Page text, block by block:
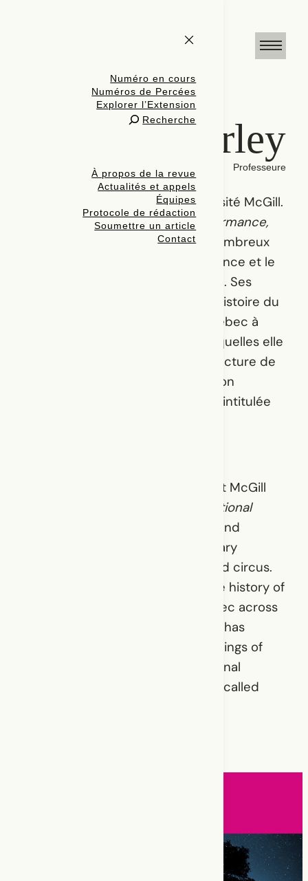
Numéro en cours
Numéros de Percées
Explorer l’Extension
Recherche
À propos de la revue
Actualités et appels
Équipes
Protocole de rédaction
Soumettre un article
Contact
Erin enseigne le théâtre à l’Université McGill.
Elle est l’autrice deNational Performance,
ainsi que de nombreux
articles sur le théâtre, la performance et le
cirque contemporains au Québec. Ses
recherches en cours explorent l’histoire du
théâtre de langue anglaise au Québec à
travers le 20e siècle, à partir desquelles elle
a produit une série de mises en lecture de
pièces. Elle participe à une création
originale de Laurence Dauphinais intitulée
Erin teaches drama and theatre at McGill
National
, and
numerous articles on contemporary
Quebec theatre, performance, and circus.
Her current research explores the history of
English-language theatre in Quebec across
the 20th century, from which she has
produced a series of staged-readings of
play and is participating in an original
creation by Laurence Dauphinais, called
Erin Hurley
Professeure